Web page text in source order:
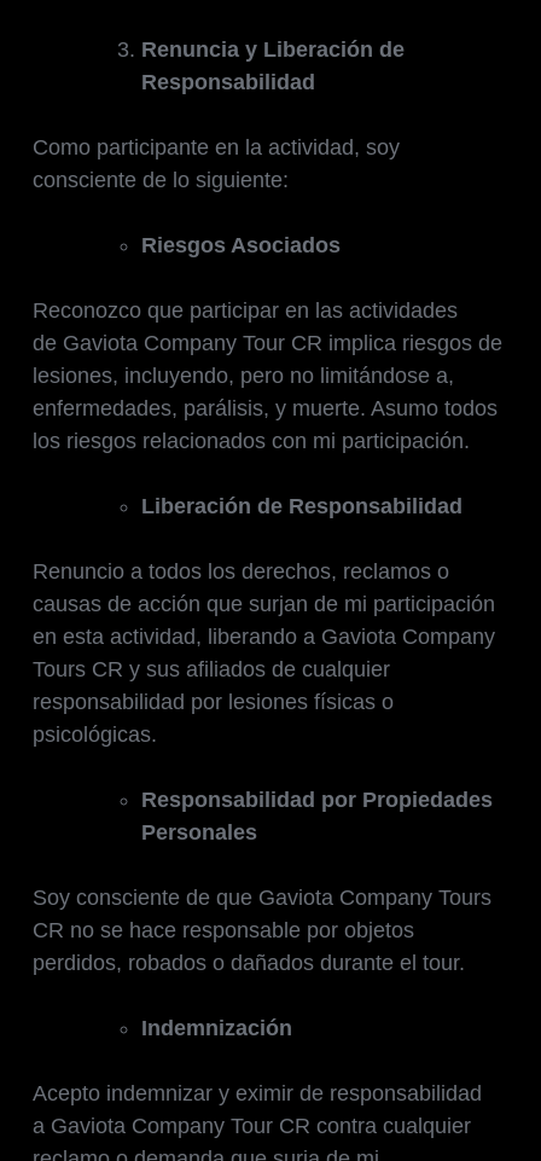
Renuncia y Liberación de
Responsabilidad
Como participante en la actividad, soy
consciente de lo siguiente:
Riesgos Asociados
Reconozco que participar en las actividades
de Gaviota Company Tour CR implica riesgos de
lesiones, incluyendo, pero no limitándose a,
enfermedades, parálisis, y muerte. Asumo todos
los riesgos relacionados con mi participación.
Liberación de Responsabilidad
Renuncio a todos los derechos, reclamos o
causas de acción que surjan de mi participación
en esta actividad, liberando a Gaviota Company
Tours CR y sus afiliados de cualquier
responsabilidad por lesiones físicas o
psicológicas.
Responsabilidad por Propiedades
Personales
Soy consciente de que Gaviota Company Tours
CR no se hace responsable por objetos
perdidos, robados o dañados durante el tour.
Indemnización
Acepto indemnizar y eximir de responsabilidad
a Gaviota Company Tour CR contra cualquier